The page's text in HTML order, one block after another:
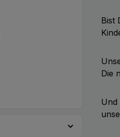
Bist
Die
Und